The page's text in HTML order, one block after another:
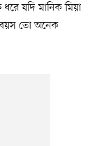
যদি মানিক মিয়া
বয়স তো অনেক